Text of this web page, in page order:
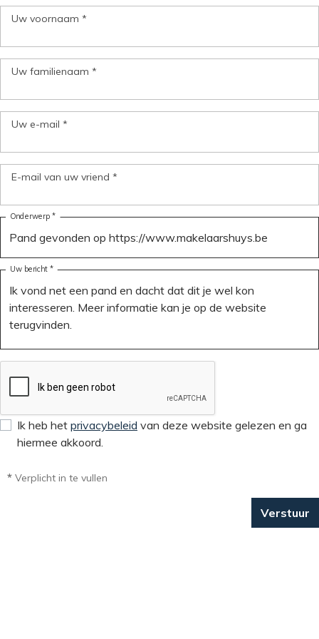
Uw voornaam *
Uw familienaam *
Uw e-mail *
E-mail van uw vriend *
Onderwerp *
Uw bericht *
Ik heb het privacybeleid van deze website gelezen en ga
hiermee akkoord.
* Verplicht in te vullen
Verstuur